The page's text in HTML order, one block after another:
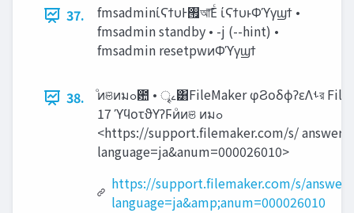
37.
fmsadminίϚϯυͰ࡟আ͞Εͨ ίϚϯυͱΦϓγϣϯ •
fmsadmin standby • -j (--hint) •
fmsadmin resetpwͷΦϓγϣϯ
38.
ͦͷଞͷมߋ఺ • ৄࡉ͸FileMaker φϨοδϕʔεΛࢀর FileMaker
17 ϓϥοτϑΥʔϜͷͦͷଞ ͷมߋ
<https://support.filemaker.com/s/
language=ja&anum=000026010>
https://support.filemaker.com/s/
language=ja&amp;anum=000026010